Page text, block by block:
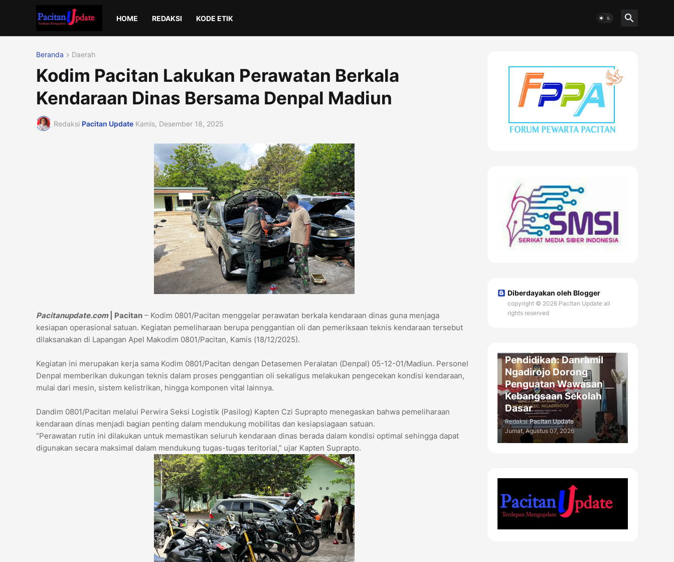
HOME REDAKSI KODE ETIK
Beranda Daerah
Kodim Pacitan Lakukan Perawatan Berkala
Kendaraan Dinas Bersama Denpal Madiun
Redaksi Pacitan Update Kamis, Desember 18, 2025
Pacitanupdate.com | Pacitan – Kodim 0801/Pacitan menggelar perawatan berkala kendaraan dinas guna menjaga
kesiapan operasional satuan. Kegiatan pemeliharaan berupa penggantian oli dan pemeriksaan teknis kendaraan tersebut
dilaksanakan di Lapangan Apel Makodim 0801/Pacitan, Kamis (18/12/2025).
Kegiatan ini merupakan kerja sama Kodim 0801/Pacitan dengan Detasemen Peralatan (Denpal) 05-12-01/Madiun. Personel
Denpal memberikan dukungan teknis dalam proses penggantian oli sekaligus melakukan pengecekan kondisi kendaraan,
mulai dari mesin, sistem kelistrikan, hingga komponen vital lainnya.
Dandim 0801/Pacitan melalui Perwira Seksi Logistik (Pasilog) Kapten Czi Suprapto menegaskan bahwa pemeliharaan
kendaraan dinas menjadi bagian penting dalam mendukung mobilitas dan kesiapsiagaan satuan.
“Perawatan rutin ini dilakukan untuk memastikan seluruh kendaraan dinas berada dalam kondisi optimal sehingga dapat
digunakan secara maksimal dalam mendukung tugas-tugas teritorial,” ujar Kapten Suprapto.
Diberdayakan oleh Blogger
copyright © 2026 Pacitan Update all
rights reserved
Pendidikan: Danramil
Ngadirojo Dorong
Penguatan Wawasan
Kebangsaan Sekolah
Dasar
Redaksi Pacitan Update
Jumat, Agustus 07, 2026